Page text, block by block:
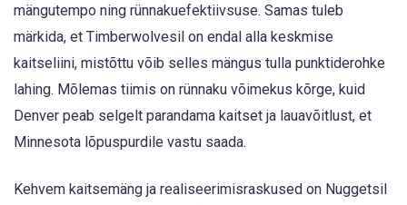
mängutempo ning rünnakuefektiivsuse. Samas tuleb
märkida, et Timberwolvesil on endal alla keskmise
kaitseliini, mistõttu võib selles mängus tulla punktiderohke
lahing. Mõlemas tiimis on rünnaku võimekus kõrge, kuid
Denver peab selgelt parandama kaitset ja lauavõitlust, et
Minnesota lõpuspurdile vastu saada.
Kehvem kaitsemäng ja realiseerimisraskused on Nuggetsil